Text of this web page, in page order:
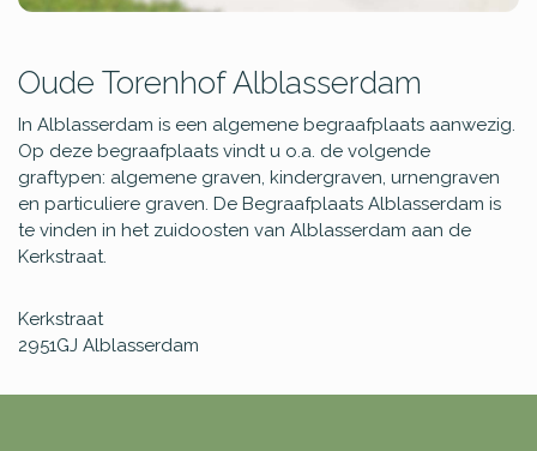
Oude Torenhof Alblasserdam
In Alblasserdam is een algemene begraafplaats aanwezig.
Op deze begraafplaats vindt u o.a. de volgende
graftypen: algemene graven, kindergraven, urnengraven
en particuliere graven. De Begraafplaats Alblasserdam is
te vinden in het zuidoosten van Alblasserdam aan de
Kerkstraat.
Kerkstraat
2951GJ Alblasserdam